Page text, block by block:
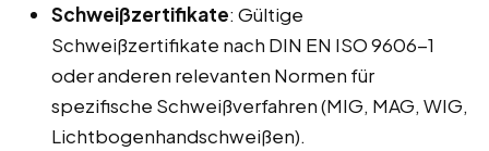
Schweißzertifikate: Gültige
Schweißzertifikate nach DIN EN ISO 9606-1
oder anderen relevanten Normen für
spezifische Schweißverfahren (MIG, MAG, WIG,
Lichtbogenhandschweißen).